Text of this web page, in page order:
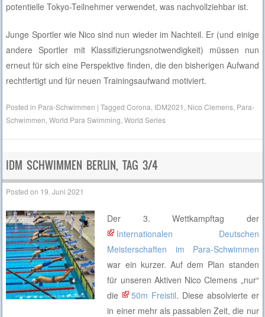
potentielle Tokyo-Teilnehmer verwendet, was nachvollziehbar ist.
Junge Sportler wie Nico sind nun wieder im Nachteil. Er (und einige
andere Sportler mit Klassifizierungsnotwendigkeit) müssen nun
erneut für sich eine Perspektive finden, die den bisherigen Aufwand
rechtfertigt und für neuen Trainingsaufwand motiviert.
Posted in Para-Schwimmen |TaggedCorona IDM2021 Nico Clemens Para-
Schwimmen ,World Para Swimming ,World Series
IDM SCHWIMMEN BERLIN, TAG 3/4
Posted on 19. Juni 2021
Der 3. Wettkampftag der
Internationalen Deutschen
Meisterschaften im Para-Schwimmen
war ein kurzer. Auf dem Plan standen
für unseren Aktiven Nico Clemens „nur“
die
50m Freistil. Diese absolvierte er
in einer mehr als passablen Zeit, die nur